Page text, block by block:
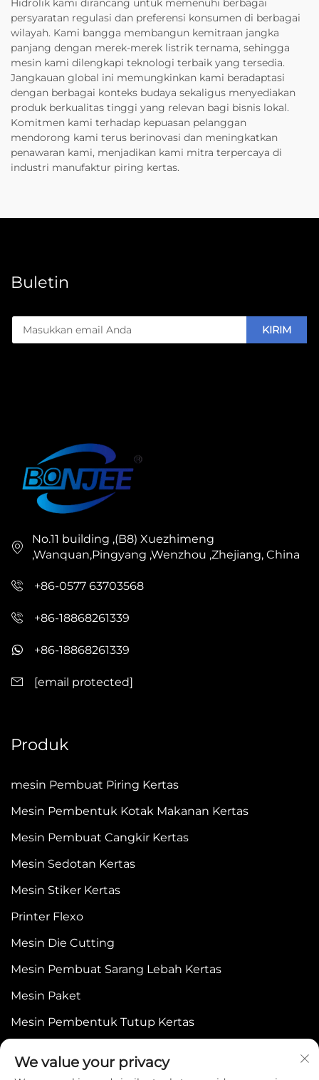
Hidrolik kami dirancang untuk memenuhi berbagai
persyaratan regulasi dan preferensi konsumen di berbagai
wilayah. Kami bangga membangun kemitraan jangka
panjang dengan merek-merek listrik ternama, sehingga
mesin kami dilengkapi teknologi terbaik yang tersedia.
Jangkauan global ini memungkinkan kami beradaptasi
dengan berbagai konteks budaya sekaligus menyediakan
produk berkualitas tinggi yang relevan bagi bisnis lokal.
Komitmen kami terhadap kepuasan pelanggan
mendorong kami terus berinovasi dan meningkatkan
penawaran kami, menjadikan kami mitra terpercaya di
industri manufaktur piring kertas.
Buletin
KIRIM
No.11 building ,(B8) Xuezhimeng
,Wanquan,Pingyang ,Wenzhou ,Zhejiang, China
+86-0577 63703568
+86-18868261339
+86-18868261339
[email protected]
Produk
mesin Pembuat Piring Kertas
Mesin Pembentuk Kotak Makanan Kertas
Mesin Pembuat Cangkir Kertas
Mesin Sedotan Kertas
Mesin Stiker Kertas
Printer Flexo
Mesin Die Cutting
Mesin Pembuat Sarang Lebah Kertas
Mesin Paket
Mesin Pembentuk Tutup Kertas
We value your privacy